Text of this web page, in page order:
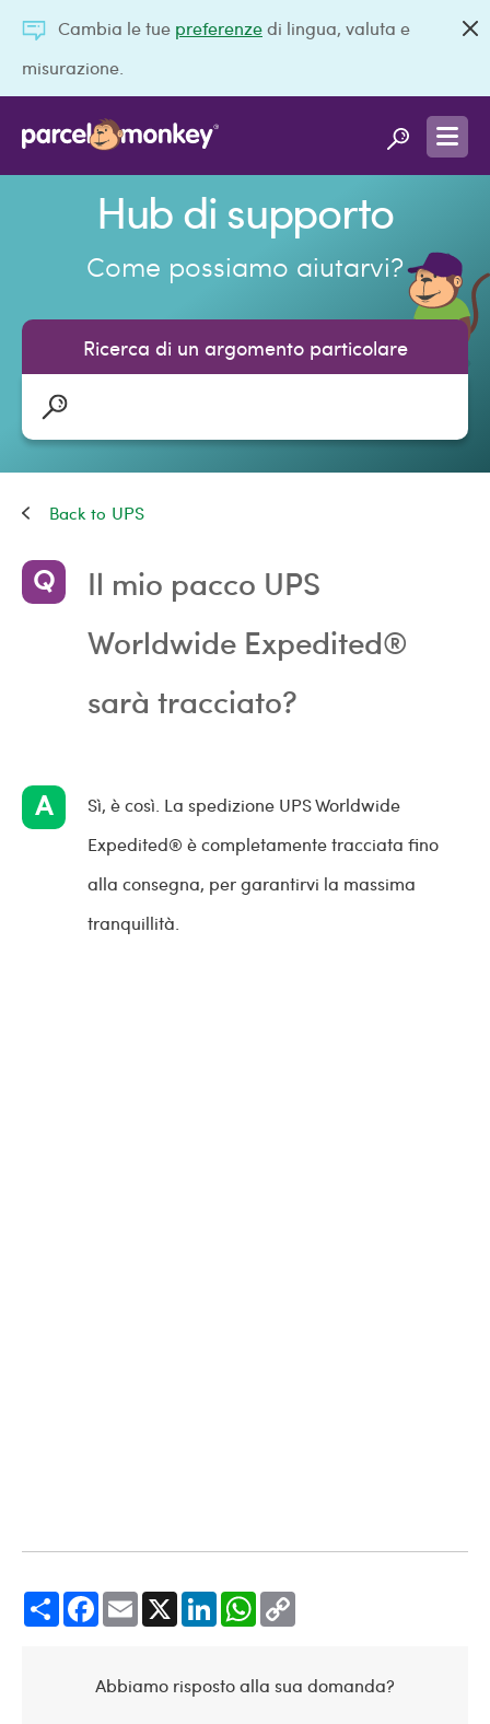
Cambia le tue preferenzedi lingua, valuta e
misurazione.
Hub di supporto
Come possiamo aiutarvi?
Ricerca di un argomento particolare
UPS
Il mio pacco UPS
Worldwide Expedited®
sarà tracciato?
Sì, è così. La spedizione UPS Worldwide
Expedited® è completamente tracciata fino
alla consegna, per garantirvi la massima
tranquillità.
Share Facebook Email LinkedIn WhatsApp
Abbiamo risposto alla sua domanda?